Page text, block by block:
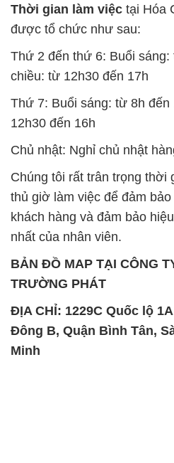
Thời gian làm việc tại Hóa
được tổ chức như sau:
Thứ 2 đến thứ 6: Buổi sáng:
chiều: từ 12h30 đến 17h
Thứ 7: Buổi sáng: từ 8h
12h30 đến 16h
Chủ nhật: Nghỉ chủ nhật
Chúng tôi rất trân trọng thời
thủ giờ làm việc để đảm
khách hàng và đảm bảo
nhất của nhân viên.
BẢN ĐỒ MAP TẠI CÔNG
TRƯỜNG PHÁT
ĐỊA CHỈ: 1229C Quốc lộ
Đông B, Quận Bình Tân,
Minh